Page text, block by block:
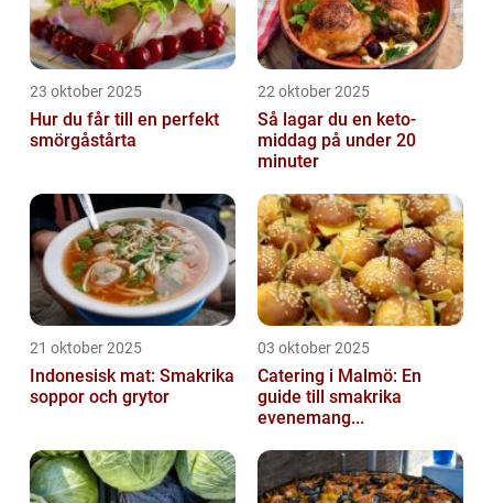
23 oktober 2025
Hur du får till en perfekt
smörgåstårta
22 oktober 2025
Så lagar du en keto-
middag på under 20
minuter
21 oktober 2025
Indonesisk mat: Smakrika
soppor och grytor
03 oktober 2025
Catering i Malmö: En
guide till smakrika
evenemang...